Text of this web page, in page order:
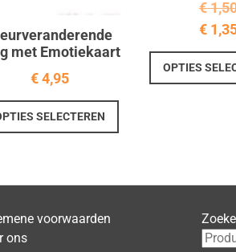
met Emotiekaart
€4,95
SELECTEREN
Dit
variaties.
€
€
OPTIES
voorwaarden
ons